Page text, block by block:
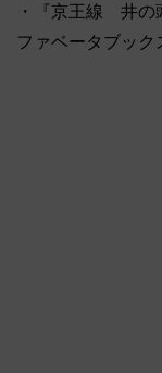
・『京王線 井の
ファベータブック